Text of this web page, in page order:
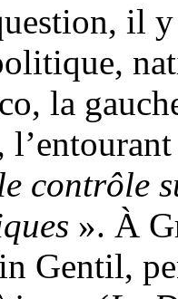
il
la
contrôle
». À
Gentil,